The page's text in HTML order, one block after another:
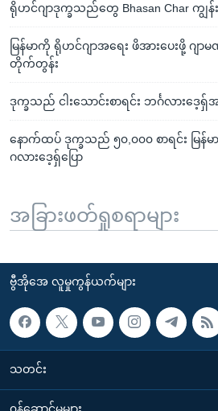
ရိုဟင်ဂျာဒုက္ခသည်တွေ Bhasan Char ကျွ
မြန်မာကို ရိုဟင်ဂျာအရေး ဖိအားပေးဖို့ ဂျ
တိုက်တွန်း
ဒုက္ခသည် ငါးသောင်းစာရင်း ဘင်္ဂလားဒေ့ရှ်
နောက်ထပ် ဒုက္ခသည် ၅၀,၀၀၀ စာရင်း မြန်
ဂလားဒေ့ရှ်ပြော
အခြားဖတ်ရှုစရာများ
ဗွီအိုအေ လူမှုကွန်ယက်များ
သတင်း